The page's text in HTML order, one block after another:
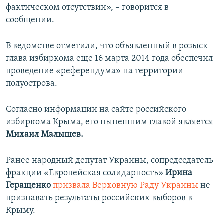
фактическом отсутствии», – говорится в
сообщении.
В ведомстве отметили, что объявленный в розыск
глава избиркома еще 16 марта 2014 года обеспечил
проведение «референдума» на территории
полуострова.
Согласно информации на сайте российского
избиркома Крыма, его нынешним главой является
Михаил Малышев.
Ранее народный депутат Украины, сопредседатель
фракции «Европейская солидарность» Ирина
Геращенко призвала Верховную Раду Украины не
признавать результаты российских выборов в
Крыму.